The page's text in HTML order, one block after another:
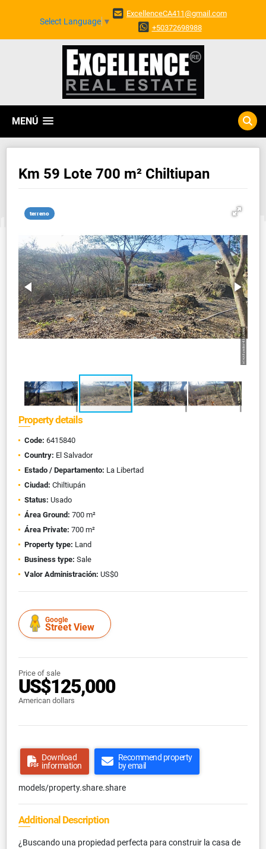
Select Language ▼
ExcellenceCA411@gmail.com
+50372698988
MENÚ
Km 59 Lote 700 m² Chiltiupan
terreno
Property details
Code: 6415840
Country: El Salvador
Estado / Departamento: La Libertad
Ciudad: Chiltiupán
Status: Usado
Área Ground: 700 m²
Área Private: 700 m²
Property type: Land
Business type: Sale
Valor Administración: US$0
Google
Street View
Price of sale
US$125,000
American dollars
Download
information
Recommend property
by email
models/property.share.share
Additional Description
¿Buscando una propiedad perfecta para construir la casa de